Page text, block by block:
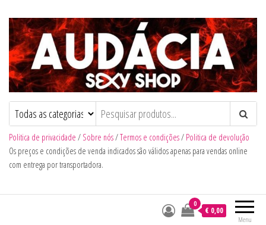
Audacia Sexy Shop
Politica de privacidade / Sobre nós/Termos e condições/ Politica de devolução
Os preços e condições de venda indicados são válidos apenas para vendas online
com entrega por transportadora.
Menu
0
€ 0,00